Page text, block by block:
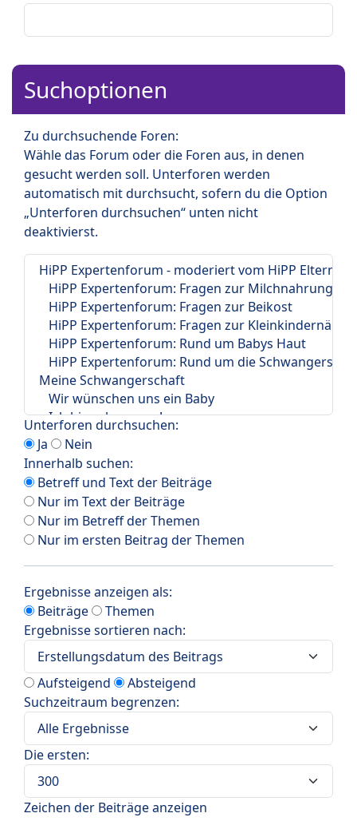
Suchoptionen
Zu durchsuchende Foren:
Wähle das Forum oder die Foren aus, in denen
gesucht werden soll. Unterforen werden
automatisch mit durchsucht, sofern du die Option
„Unterforen durchsuchen“ unten nicht
deaktivierst.
Unterforen durchsuchen:
Ja
Nein
Innerhalb suchen:
Betreff und Text der Beiträge
Nur im Text der Beiträge
Nur im Betreff der Themen
Nur im ersten Beitrag der Themen
Ergebnisse anzeigen als:
Beiträge
Themen
Ergebnisse sortieren nach:
Aufsteigend
Absteigend
Suchzeitraum begrenzen:
Die ersten:
Zeichen der Beiträge anzeigen